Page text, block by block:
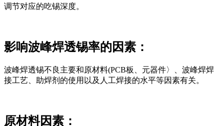
调节对应的吃锡深度。
影响波峰焊透锡率的因素：
波峰焊透锡不良主要和原材料(PCB板、元器件〉、波峰焊焊
接工艺、助焊剂的使用以及人工焊接的水平等因素有关。
原材料因素：